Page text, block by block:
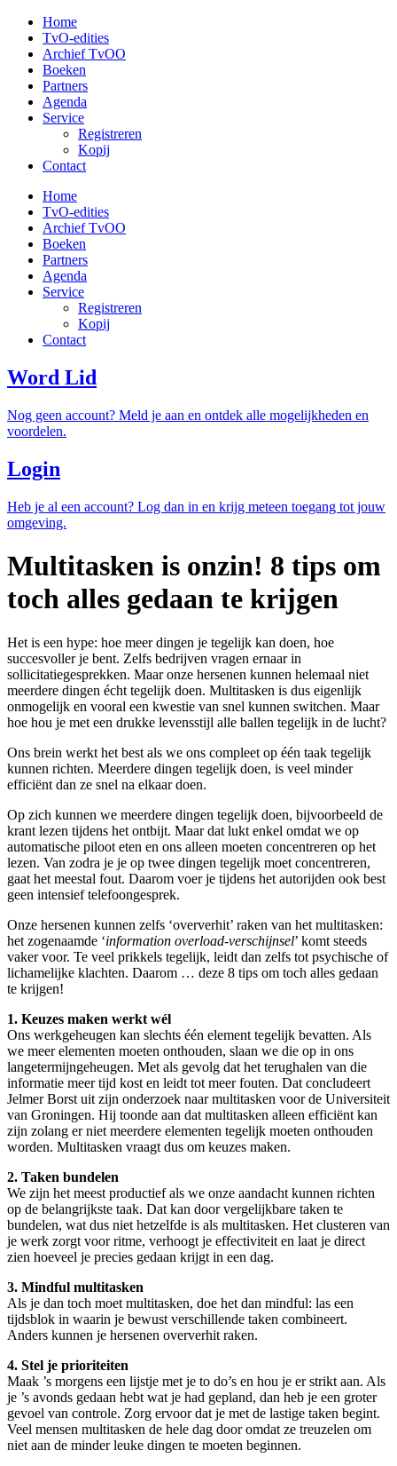
naar
inhoud
Home
TvO-edities
Archief TvOO
Boeken
Partners
Agenda
Service
Registreren
Kopij
Contact
Home
TvO-edities
Archief TvOO
Boeken
Partners
Agenda
Service
Registreren
Kopij
Contact
Word Lid
Nog geen account? Meld je aan en ontdek alle mogelijkheden en
voordelen.
Login
Heb je al een account? Log dan in en krijg meteen toegang tot jouw
omgeving.
Multitasken is onzin! 8 tips om
toch alles gedaan te krijgen
Het is een hype: hoe meer dingen je tegelijk kan doen, hoe
succesvoller je bent. Zelfs bedrijven vragen ernaar in
sollicitatiegesprekken. Maar onze hersenen kunnen helemaal niet
meerdere dingen écht tegelijk doen. Multitasken is dus eigenlijk
onmogelijk en vooral een kwestie van snel kunnen switchen. Maar
hoe hou je met een drukke levensstijl alle ballen tegelijk in de lucht?
Ons brein werkt het best als we ons compleet op één taak tegelijk
kunnen richten. Meerdere dingen tegelijk doen, is veel minder
efficiënt dan ze snel na elkaar doen.
Op zich kunnen we meerdere dingen tegelijk doen, bijvoorbeeld de
krant lezen tijdens het ontbijt. Maar dat lukt enkel omdat we op
automatische piloot eten en ons alleen moeten concentreren op het
lezen. Van zodra je je op twee dingen tegelijk moet concentreren,
gaat het meestal fout. Daarom voer je tijdens het autorijden ook best
geen intensief telefoongesprek.
Onze hersenen kunnen zelfs ‘oververhit’ raken van het multitasken:
het zogenaamde ‘information overload-verschijnsel’ komt steeds
vaker voor. Te veel prikkels tegelijk, leidt dan zelfs tot psychische of
lichamelijke klachten. Daarom … deze 8 tips om toch alles gedaan
te krijgen!
1. Keuzes maken werkt wél
Ons werkgeheugen kan slechts één element tegelijk bevatten. Als
we meer elementen moeten onthouden, slaan we die op in ons
langetermijngeheugen. Met als gevolg dat het terughalen van die
informatie meer tijd kost en leidt tot meer fouten. Dat concludeert
Jelmer Borst uit zijn onderzoek naar multitasken voor de Universiteit
van Groningen. Hij toonde aan dat multitasken alleen efficiënt kan
zijn zolang er niet meerdere elementen tegelijk moeten onthouden
worden. Multitasken vraagt dus om keuzes maken.
2. Taken bundelen
We zijn het meest productief als we onze aandacht kunnen richten
op de belangrijkste taak. Dat kan door vergelijkbare taken te
bundelen, wat dus niet hetzelfde is als multitasken. Het clusteren van
je werk zorgt voor ritme, verhoogt je effectiviteit en laat je direct
zien hoeveel je precies gedaan krijgt in een dag.
3. Mindful multitasken
Als je dan toch moet multitasken, doe het dan mindful: las een
tijdsblok in waarin je bewust verschillende taken combineert.
Anders kunnen je hersenen oververhit raken.
4. Stel je prioriteiten
Maak ’s morgens een lijstje met je to do’s en hou je er strikt aan. Als
je ’s avonds gedaan hebt wat je had gepland, dan heb je een groter
gevoel van controle. Zorg ervoor dat je met de lastige taken begint.
Veel mensen multitasken de hele dag door omdat ze treuzelen om
niet aan de minder leuke dingen te moeten beginnen.